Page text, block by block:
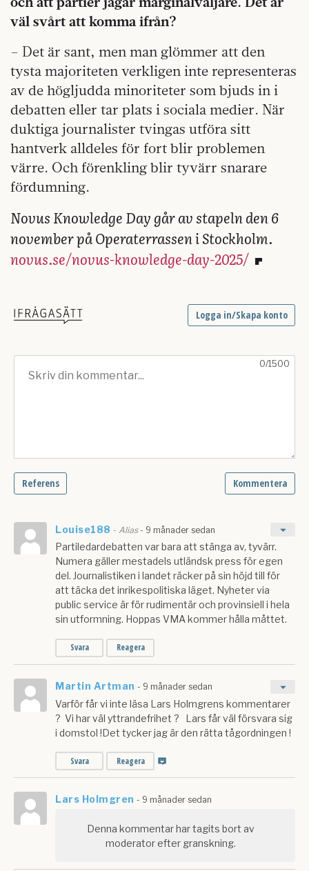
väl svårt att komma ifrån?
– Det är sant, men man glömmer att den
tysta majoriteten verkligen inte representeras
av de högljudda minoriteter som bjuds in i
debatten eller tar plats i sociala medier. När
duktiga journalister tvingas utföra sitt
hantverk alldeles för fort blir problemen
värre. Och förenkling blir tyvärr snarare
fördumning.
Novus Knowledge Day går av stapeln den 6
november på Operaterrassen i Stockholm.
novus.se/novus-knowledge-day-2025/